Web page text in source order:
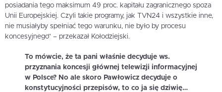
posiadania tego maksimum 49 proc. kapitału zagranicznego spoza
Unii Europejskiej. Czyli takie programy, jak TVN24 i wszystkie inne,
nie musiałyby spełniać tego warunku, nie było by procesu
koncesyjnego” – przekazał Kołodziejski.
To mówcie, że ta pani właśnie decyduje ws.
przyznania koncesji głównej telewizji informacyjnej
w Polsce? No ale skoro Pawłowicz decyduje o
konstytucyjności przepisów, to co ja się dziwię…